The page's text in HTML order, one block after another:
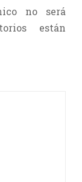
no será
están